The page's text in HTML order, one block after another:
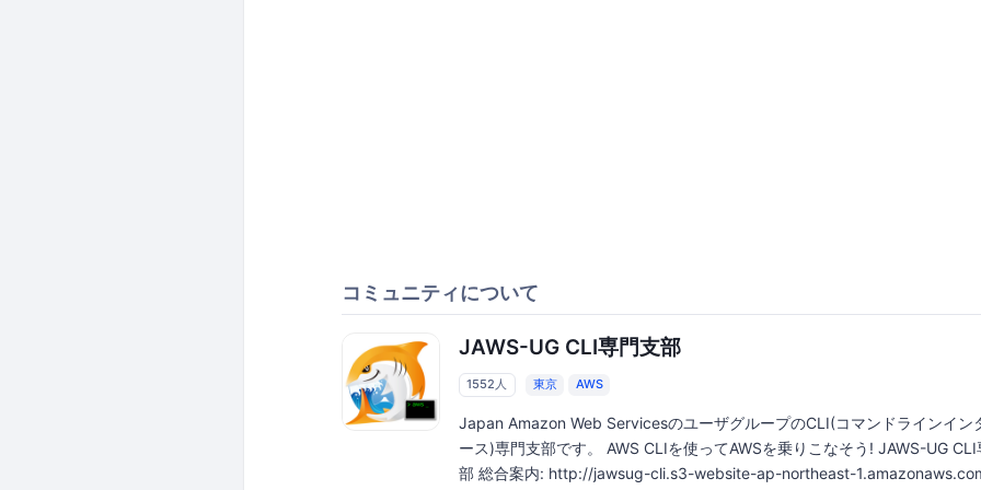
コミュニティについて
JAWS-UG CLI専門支部
1552人 東京 AWS
Japan Amazon Web ServicesのユーザグループのCLI(コマンドラインイン
ース)専門支部です。 AWS CLIを使ってAWSを乗りこなそう! JAWS-UG CLI
部 総合案内: http://jawsug-cli.s3-website-ap-northeast-